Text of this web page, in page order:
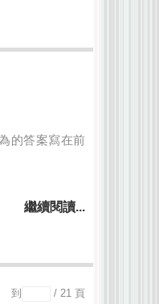
的答案寫在前
繼續閱讀...
到 / 21 頁